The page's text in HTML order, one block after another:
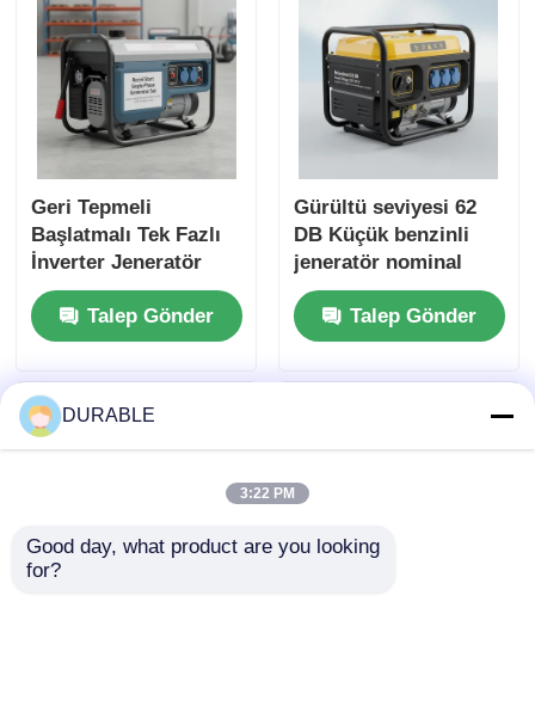
Geri Tepmeli
Başlatmalı Tek Fazlı
İnverter Jeneratör
Seti, 62 DB Gürültü
Seviyesine Sahip,
İnşaat ve Acil Durum
Talep Gönder
Gürültü seviyesi 62
DB Küçük benzinli
jeneratör nominal
voltaj 120 240 V Dış
mekan etkinlikleri ve
acil durumlar için
Talep Gönder
DURABLE
3:22 PM
Good day, what product are you looking
for?